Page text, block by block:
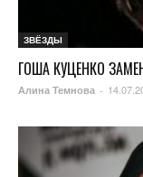
ЗВЁЗДЫ
ГОША КУЦЕНКО
Алина Темнова -